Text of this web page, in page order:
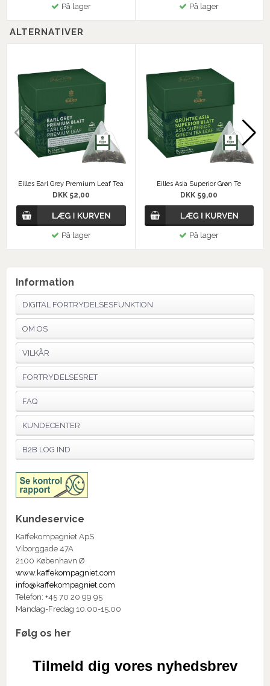
På lager På lager
ALTERNATIVER
Eilles Earl Grey Premium Leaf Tea
DKK 52,00
På lager
Eilles Asia Superior Grøn Te
DKK 59,00
På lager
Information
DIGITAL FORTRYDELSESFUNKTION
OM OS
VILKÅR
FORTRYDELSESRET
FAQ
KUNDECENTER
B2B LOG IND
Kundeservice
Kaffekompagniet ApS
Viborggade 47A
2100 København Ø
www.kaffekompagniet.com
info@kaffekompagniet.com
Telefon: +45 70 20 99 95
Mandag-Fredag 10.00-15.00
Følg os her
Tilmeld dig vores nyhedsbrev